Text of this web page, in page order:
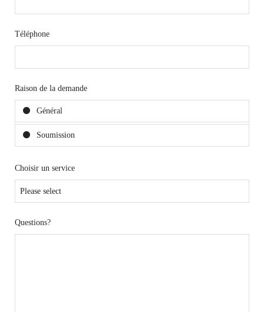
Téléphone
Raison de la demande
Général
Soumission
Choisir un service
Questions?